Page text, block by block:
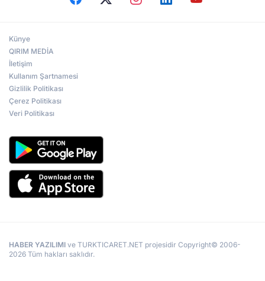
Künye
QIRIM MEDİA
İletişim
Kullanım Şartnamesi
Gizlilik Politikası
Çerez Politikası
Veri Politikası
HABER YAZILIMI ve TURKTICARET.NET projesidir Copyright© 2006-
2026 Tüm hakları saklıdır.